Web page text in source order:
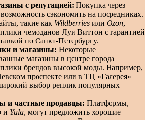
с репутацией: Покупка через
сэкономить на посредниках.
такие как Wildberries или Ozon,
чемоданов Луи Виттон с гарантией
по Санкт-Петербургу.
и магазины: Некоторые
магазины в центре города
брендов высокой моды. Например,
проспекте или в ТЦ «Галерея»
выбор реплик популярных
и частные продавцы: Платформы,
и Yula, могут предложить хорошие